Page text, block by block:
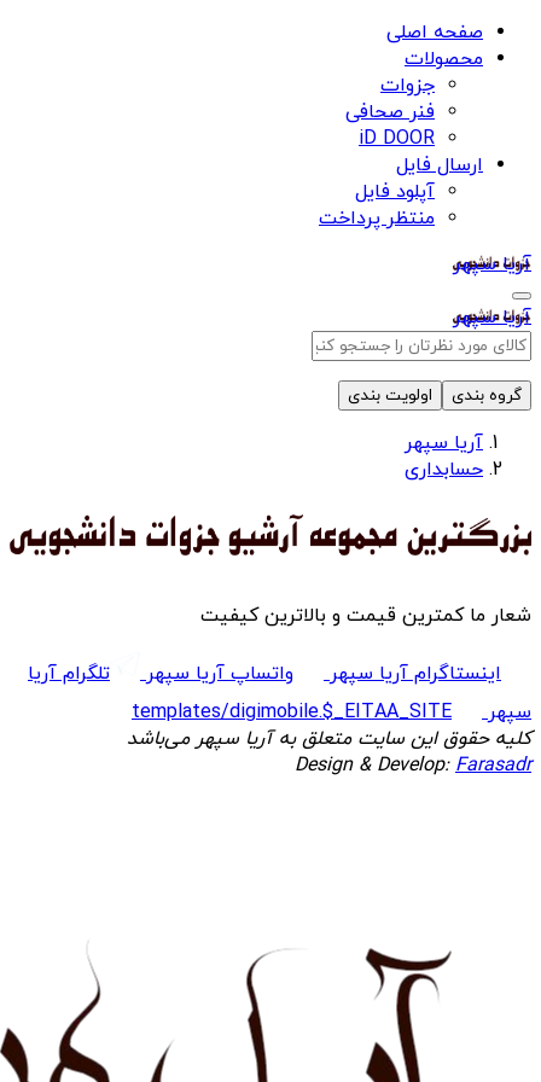
صفحه اصلی
محصولات
جزوات
فنر صحافی
iD DOOR
ارسال فایل
آپلود فایل
منتظر پرداخت
آریا سپهر
آریا سپهر
گروه بندی اولویت بندی
آریا سپهر
حسابداری
شعار ما کمترین قیمت و بالاترین کیفیت
اینستاگرام آریا سپهر واتساپ آریا سپهر
تلگرام آریا
سپهر
templates/digimobile.$_EITAA_SITE
کلیه حقوق این سایت متعلق به آریا سپهر می‌باشد
Design & Develop:Farasadr